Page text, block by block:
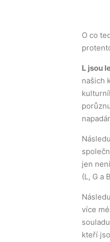
O co
L jsou
našich
jen
(L, G a
více
kteří